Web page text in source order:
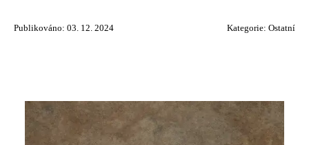
Publikováno: 03. 12. 2024 Kategorie: Ostatní